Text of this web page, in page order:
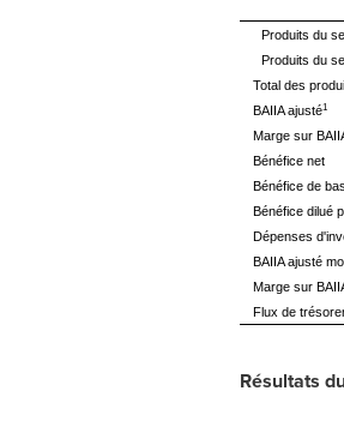
Produits du
Produits du
Total des
BAIIA ajusté1
Marge sur
Bénéfice net
Bénéfice de
Bénéfice dilué
Dépenses
BAIIA ajusté
Marge sur
Flux de
Résultats